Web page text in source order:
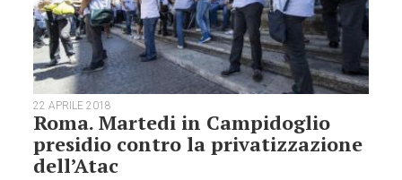
22 APRILE 2018
Roma. Martedi in Campidoglio
presidio contro la privatizzazione
dell’Atac